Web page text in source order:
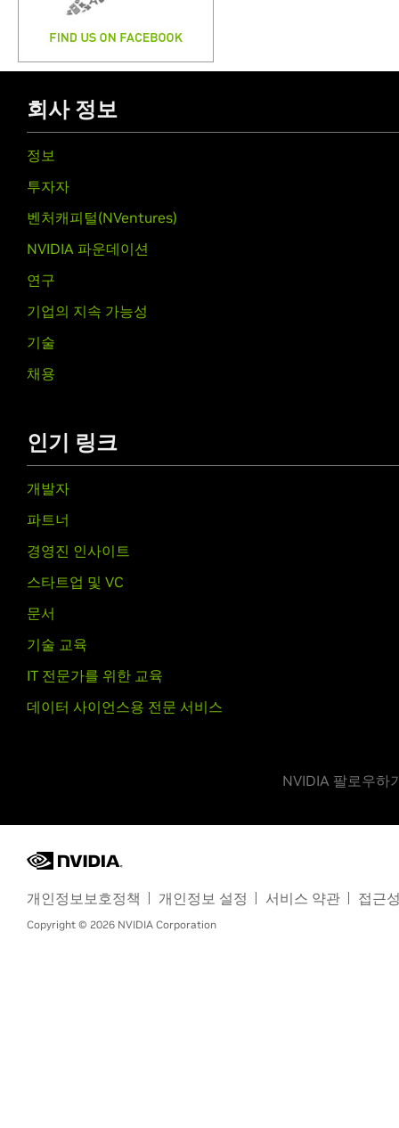
회사 정보
정보
투자자
벤처캐피털(NVentures)
NVIDIA 파운데이션
연구
기업의 지속 가능성
기술
채용
인기 링크
개발자
파트너
경영진 인사이트
스타트업 및 VC
문서
기술 교육
IT 전문가를 위한 교육
데이터 사이언스용 전문 서비스
NVIDIA 팔로우하
개인정보보호정책 개인정보 설정 서비스 약관 접근
Copyright © 2026 NVIDIA Corporation